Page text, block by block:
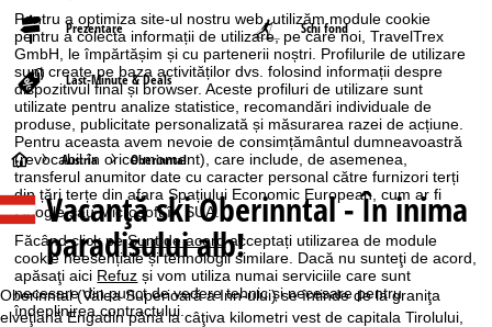
Pentru a optimiza site-ul nostru web, utilizăm module cookie
pentru a colecta informații de utilizare, pe care noi, TravelTrex
GmbH, le împărtășim și cu partenerii noștri. Profilurile de utilizare
sunt create pe baza activităților dvs. folosind informații despre
dispozitivul final și browser. Aceste profiluri de utilizare sunt
utilizate pentru analize statistice, recomandări individuale de
produse, publicitate personalizată și măsurarea razei de acțiune.
Pentru aceasta avem nevoie de consimțământul dumneavoastră
(revocabil în orice moment), care include, de asemenea,
transferul anumitor date cu caracter personal către furnizori terți
din țări terțe din afara Spațiului Economic European, cum ar fi
Google sau Microsoft în SUA.
Făcând click peSunt de acordacceptați utilizarea de module
cookie neesențiale și tehnologii similare. Dacă nu sunteţi de acord,
apăsaţi aici Refuz și vom utiliza numai serviciile care sunt
necesare din punct de vedere tehnic și necesare pentru
îndeplinirea contractului.
Prezentare Schi fond
Last-Minute & Deals
A
c
a
s
Austria Oberinntal
Vacanță ski Oberinntal - În inima
paradisului alb!
Oberinntal (Valea Superioară a Inn-ului) se întinde de la graniţa
elveţiană Engadin până la câţiva kilometri vest de capitala Tirolului,